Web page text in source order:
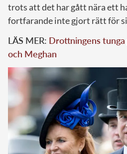
trots att det har gått nära ett
fortfarande inte gjort rätt för
LÄS MER: Drottningens
och Meghan